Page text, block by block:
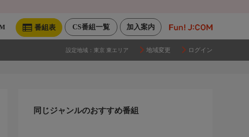
加入案内
CS番組一覧
番組表
設定地域： 東京 東エリア 地域変更 ログイン
同じジャンルのおすすめ番組